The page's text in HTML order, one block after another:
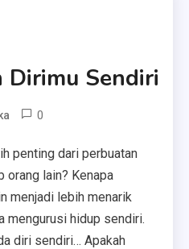
Dirimu Sendiri
0
penting dari perbuatan
orang lain? Kenapa
menjadi lebih menarik
mengurusi hidup sendiri.
diri sendiri… Apakah